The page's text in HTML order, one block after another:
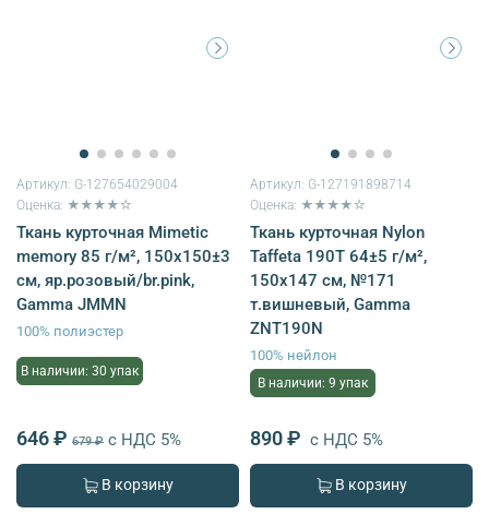
Артикул: G-127654029004
Оценка: ★★★★☆
Ткань курточная Mimetic
memory 85 г/м², 150х150±3
см, яр.розовый/br.pink,
Gamma JMMN
100% полиэстер
В наличии: 30 упак
646 ₽ 679 ₽ с НДС 5%
В корзину
Артикул: G-127191898714
Оценка: ★★★★☆
Ткань курточная Nylon
Taffeta 190T 64±5 г/м²,
150х147 см, №171
т.вишневый, Gamma
ZNT190N
100% нейлон
В наличии: 9 упак
890 ₽ с НДС 5%
В корзину